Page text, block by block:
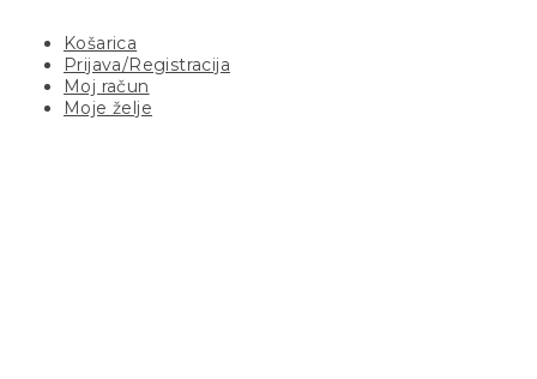
Košarica
Prijava/Registracija
Moj račun
Moje želje